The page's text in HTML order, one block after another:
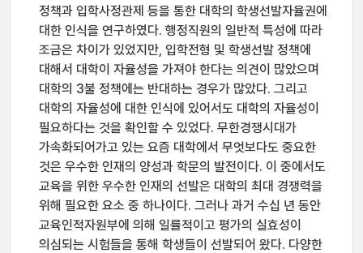
정책과 입학사정관제 등을 통한 대학의 학생선발자율권에
대한 인식을 연구하였다. 행정직원의 일반적 특성에 따라
조금은 차이가 있었지만, 입학전형 및 학생선발 정책에
대해서 대학이 자율성을 가져야 한다는 의견이 많았으며
대학의 3불 정책에는 반대하는 경우가 많았다. 그리고
대학의 자율성에 대한 인식에 있어서도 대학의 자율성이
필요하다는 것을 확인할 수 있었다. 무한경쟁시대가
가속화되어가고 있는 요즘 대학에서 무엇보다도 중요한
것은 우수한 인재의 양성과 학문의 발전이다. 이 중에서도
교육을 위한 우수한 인재의 선발은 대학의 최대 경쟁력을
위해 필요한 요소 중 하나이다. 그러나 과거 수십 년 동안
교육인적자원부에 의해 일률적이고 평가의 실효성이
의심되는 시험들을 통해 학생들이 선발되어 왔다. 다양한